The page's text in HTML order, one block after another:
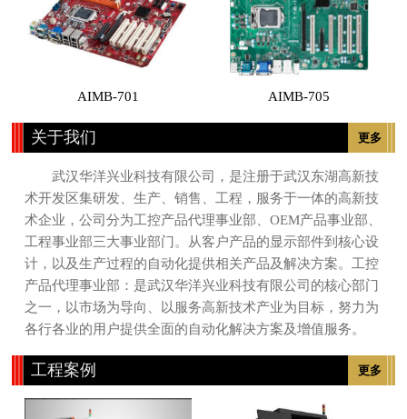
AIMB-701 AIMB-705
更多
关于我们
武汉华洋兴业科技有限公司，是注册于武汉东湖高新技
术开发区集研发、生产、销售、工程，服务于一体的高新技
术企业，公司分为工控产品代理事业部、OEM产品事业部、
工程事业部三大事业部门。从客户产品的显示部件到核心设
计，以及生产过程的自动化提供相关产品及解决方案。工控
产品代理事业部：是武汉华洋兴业科技有限公司的核心部门
之一，以市场为导向、以服务高新技术产业为目标，努力为
各行各业的用户提供全面的自动化解决方案及增值服务。
更多
工程案例